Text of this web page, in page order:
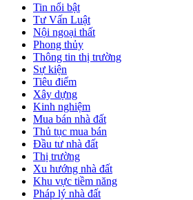
Tin nổi bật
Tư Vấn Luật
Nội ngoại thất
Phong thủy
Thông tin thị trường
Sự kiện
Tiêu điểm
Xây dựng
Kinh nghiệm
Mua bán nhà đất
Thủ tục mua bán
Đầu tư nhà đất
Thị trường
Xu hướng nhà đất
Khu vực tiềm năng
Pháp lý nhà đất